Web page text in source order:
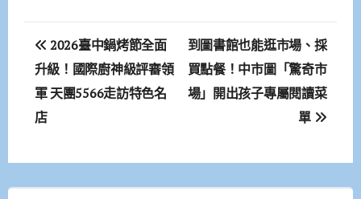
文
章
導
2026臺中鍋烤節全面
升級！國際廚神級評審領
軍 天團5566走訪特色名
店
到圖書館也能逛市場、採
買點餐！中市圖「驚奇市
場」開出孩子專屬閱讀菜
單